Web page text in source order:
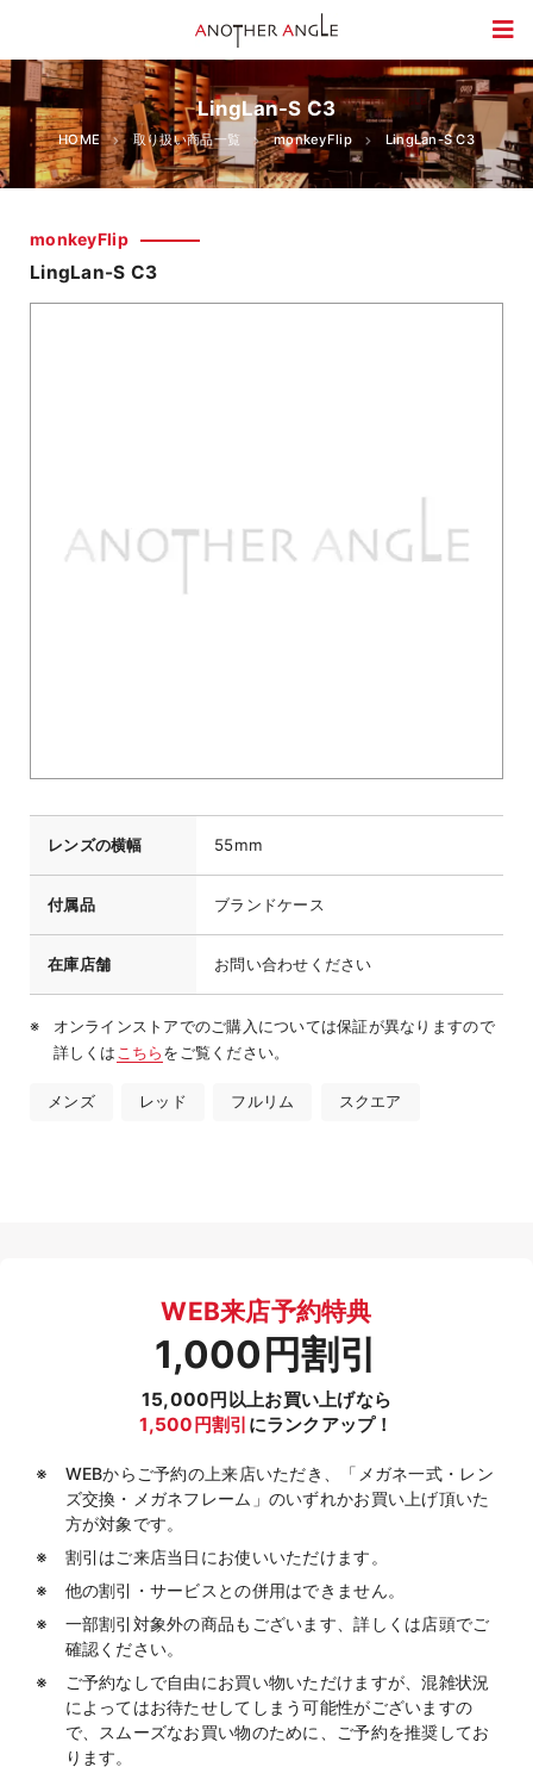
LingLan-S C3
HOME 取り扱い商品一覧 monkeyFlip LingLan-S C3
monkeyFlip
LingLan-S C3
レンズの横幅 55mm
付属品 ブランドケース
在庫店舗 お問い合わせください
オンラインストアでのご購入については保証が異なりますので
詳しくは こちらをご覧ください。
メンズ レッド フルリム スクエア
WEB来店予約特典
1,000円割引
15,000円以上お買い上げなら
1,500円割引 にランクアップ！
WEBからご予約の上来店いただき、「メガネ一式・レン
ズ交換・メガネフレーム」のいずれかお買い上げ頂いた
方が対象です。
割引はご来店当日にお使いいただけます。
他の割引・サービスとの併用はできません。
一部割引対象外の商品もございます、詳しくは店頭でご
確認ください。
ご予約なしで自由にお買い物いただけますが、混雑状況
によってはお待たせしてしまう可能性がございますの
で、スムーズなお買い物のために、ご予約を推奨してお
ります。